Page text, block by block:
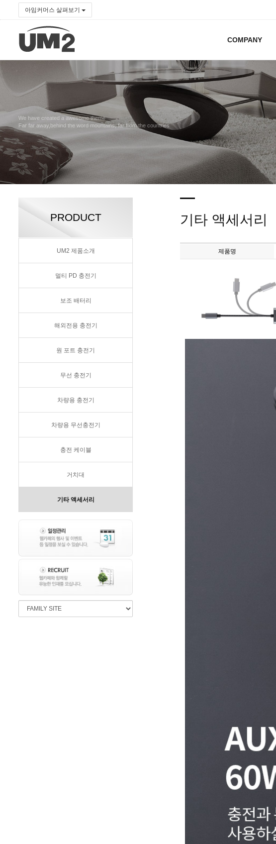
아임커머스 살펴보기
COMPANY
We have created a awesome theme
Far far away,behind the word mountains, far from the countries
PRODUCT
UM2 제품소개
멀티 PD 충전기
보조 배터리
해외전용 충전기
원 포트 충전기
무선 충전기
차량용 충전기
차량용 무선충전기
충전 케이블
거치대
기타 액세서리
기타 액세서리
제품명